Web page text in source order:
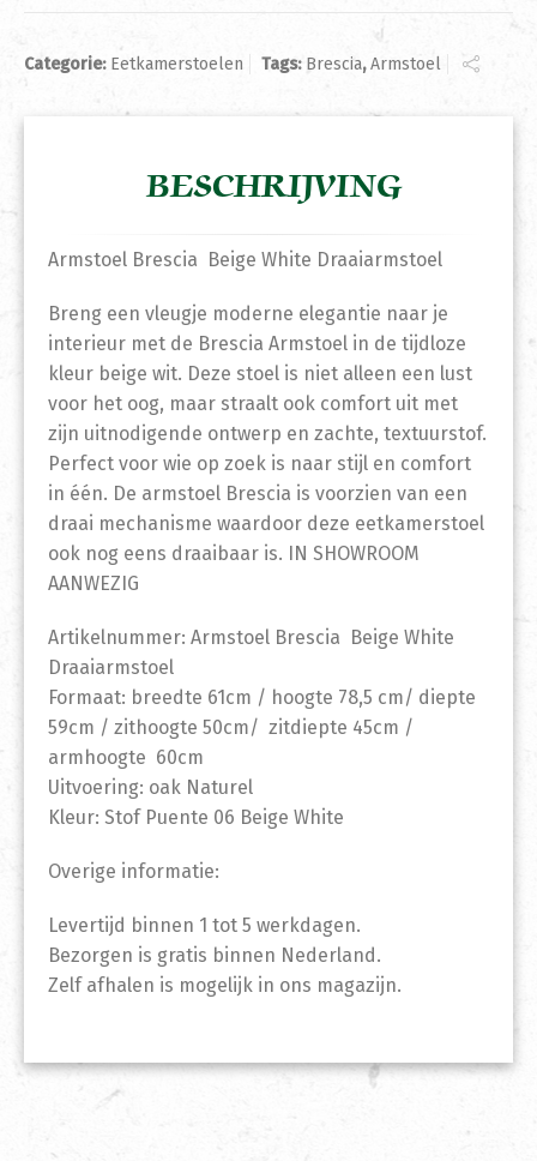
Categorie: Eetkamerstoelen Tags: Brescia,Armstoel
BESCHRIJVING
Armstoel Brescia Beige White Draaiarmstoel
Breng een vleugje moderne elegantie naar je
interieur met de Brescia Armstoel in de tijdloze
kleur beige wit. Deze stoel is niet alleen een lust
voor het oog, maar straalt ook comfort uit met
zijn uitnodigende ontwerp en zachte, textuurstof.
Perfect voor wie op zoek is naar stijl en comfort
in één. De armstoel Brescia is voorzien van een
draai mechanisme waardoor deze eetkamerstoel
ook nog eens draaibaar is. IN SHOWROOM
AANWEZIG
Artikelnummer: Armstoel Brescia Beige White
Draaiarmstoel
Formaat: breedte 61cm / hoogte 78,5 cm/ diepte
59cm / zithoogte 50cm/ zitdiepte 45cm /
armhoogte 60cm
Uitvoering: oak Naturel
Kleur: Stof Puente 06 Beige White
Overige informatie:
Levertijd binnen 1 tot 5 werkdagen.
Bezorgen is gratis binnen Nederland.
Zelf afhalen is mogelijk in ons magazijn.